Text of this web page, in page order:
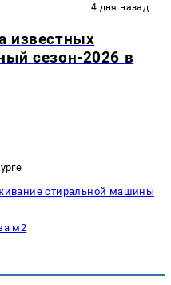
4 дня назад
известных
сезон-2026 в
стиральной машины
м2